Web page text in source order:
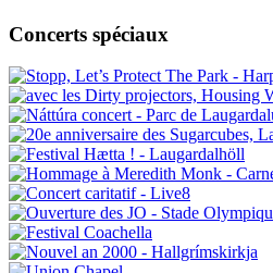
Concerts spéciaux